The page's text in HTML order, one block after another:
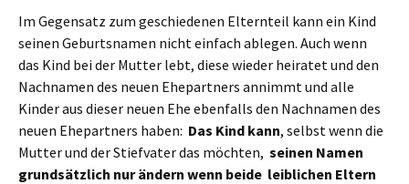
Im Gegensatz zum geschiedenen Elternteil kann ein Kind
seinen Geburtsnamen nicht einfach ablegen. Auch wenn
das Kind bei der Mutter lebt, diese wieder heiratet und den
Nachnamen des neuen Ehepartners annimmt und alle
Kinder aus dieser neuen Ehe ebenfalls den Nachnamen des
neuen Ehepartners haben: Das Kind kann, selbst wenn die
Mutter und der Stiefvater das möchten, seinen Namen
grundsätzlich nur ändern wenn beide leiblichen Eltern